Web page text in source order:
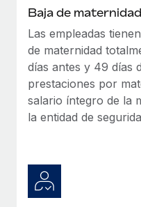
Baja de maternidad
Las empleadas
de maternidad
días antes y 49 días
prestaciones por
salario íntegro de la
la entidad de